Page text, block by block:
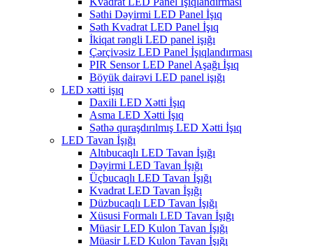
Səthi Dəyirmi LED Panel İşıq
Səth Kvadrat LED Panel İşıq
İkiqat rəngli LED panel işığı
Çərçivəsiz LED Panel İşıqlandırması
PIR Sensor LED Panel Aşağı İşıq
Böyük dairəvi LED panel işığı
LED xətti işıq
Daxili LED Xətti İşıq
Asma LED Xətti İşıq
Səthə quraşdırılmış LED Xətti İşıq
LED Tavan İşığı
Altıbucaqlı LED Tavan İşığı
Dəyirmi LED Tavan İşığı
Üçbucaqlı LED Tavan İşığı
Kvadrat LED Tavan İşığı
Düzbucaqlı LED Tavan İşığı
Xüsusi Formalı LED Tavan İşığı
Müasir LED Kulon Tavan İşığı
Müasir LED Kulon Tavan İşığı